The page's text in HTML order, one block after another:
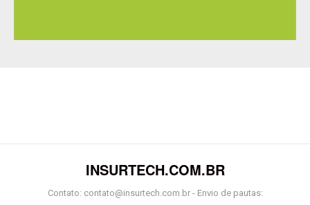
INSURTECH.COM.BR
Contato: contato@insurtech.com.br - Envio de pautas: